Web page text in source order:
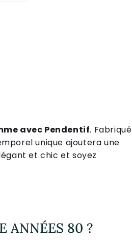
avec Pendentif. Fabriqué
orel unique ajoutera une
gant et chic et soyez
ANNÉES 80 ?